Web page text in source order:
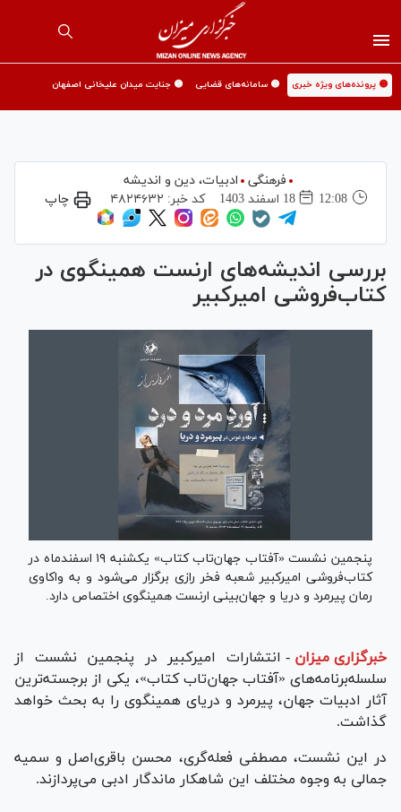
🟡 پرونده‌های ویژه خبری 🟡 سامانه‌های قضایی 🟡 جنایت میدان علیخانی اصفهان
فرهنگی
ادبیات، دین و اندیشه
12:08
18 اسفند 1403 کد خبر: ۴۸۲۴۶۳۲ چاپ
بررسی اندیشه‌های ارنست همینگوی در
کتاب‌فروشی امیرکبیر
پنجمین نشست «آفتاب جهان‌تاب کتاب» یکشنبه ۱۹ اسفندماه در
کتاب‌فروشی امیرکبیر شعبه فخر رازی برگزار می‌شود و به واکاوی
رمان پیرمرد و دریا و جهان‌بینی ارنست همینگوی اختصاص دارد.
خبرگزاری میزان - انتشارات امیرکبیر در پنجمین نشست از
سلسله‌برنامه‌های «آفتاب جهان‌تاب کتاب»، یکی از برجسته‌ترین
آثار ادبیات جهان، پیرمرد و دریای همینگوی را به بحث خواهد
گذاشت.
در این نشست، مصطفی فعله‌گری، محسن باقری‌اصل و سمیه
جمالی به وجوه مختلف این شاهکار ماندگار ادبی می‌پردازند.